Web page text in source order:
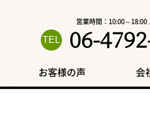
営業時間：10:00～18:00
06-
お客様の声 会